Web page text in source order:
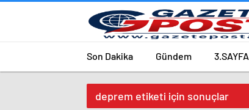
Son Dakika Gündem 3.SAYFA
deprem etiketi için sonuçlar